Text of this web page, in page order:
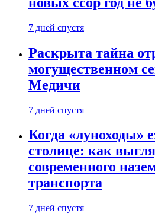
7 дней спустя
Раскрыта тайна
могущественном
Медичи
7 дней спустя
Когда «луноходы»
столице: как
современного
транспорта
7 дней спустя